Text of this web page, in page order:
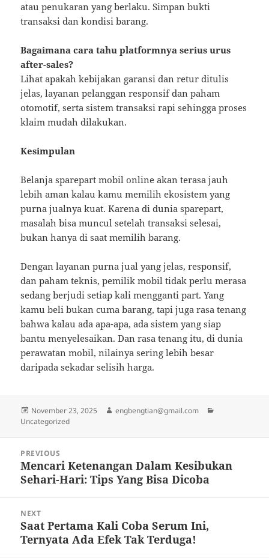
atau penukaran yang berlaku. Simpan bukti
transaksi dan kondisi barang.
Bagaimana cara tahu platformnya serius urus
after-sales?
Lihat apakah kebijakan garansi dan retur ditulis
jelas, layanan pelanggan responsif dan paham
otomotif, serta sistem transaksi rapi sehingga proses
klaim mudah dilakukan.
Kesimpulan
Belanja sparepart mobil online akan terasa jauh
lebih aman kalau kamu memilih ekosistem yang
purna jualnya kuat. Karena di dunia sparepart,
masalah bisa muncul setelah transaksi selesai,
bukan hanya di saat memilih barang.
Dengan layanan purna jual yang jelas, responsif,
dan paham teknis, pemilik mobil tidak perlu merasa
sedang berjudi setiap kali mengganti part. Yang
kamu beli bukan cuma barang, tapi juga rasa tenang
bahwa kalau ada apa-apa, ada sistem yang siap
bantu menyelesaikan. Dan rasa tenang itu, di dunia
perawatan mobil, nilainya sering lebih besar
daripada sekadar selisih harga.
Posted
on
November 23, 2025 Author
engbengtian@gmail.com
Uncategorized
navigation
PREVIOUS
Previous
post:
Mencari Ketenangan Dalam Kesibukan
Sehari-Hari: Tips Yang Bisa Dicoba
NEXT
Next
post:
Saat Pertama Kali Coba Serum Ini,
Ternyata Ada Efek Tak Terduga!